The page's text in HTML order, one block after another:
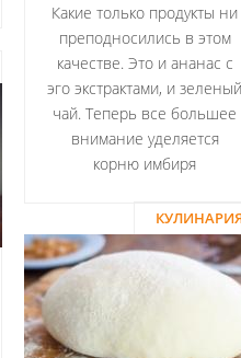
Какие только продукты ни
преподносились в этом
качестве. Это и ананас с
эго экстрактами, и зеленый
чай. Теперь все большее
внимание уделяется
корню имбиря